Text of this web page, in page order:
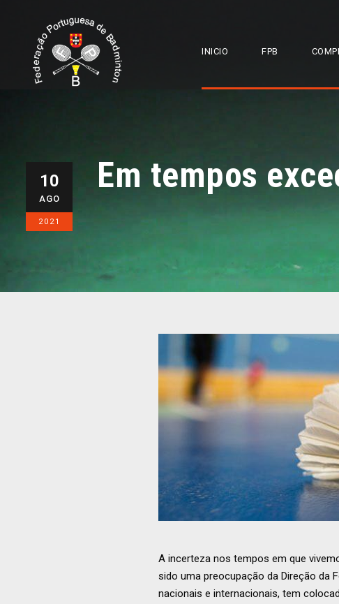
INICIO FPB
10
AGO
2021
Em tempos
A incerteza nos tempos em que
sido uma preocupação da Direção da
nacionais e internacionais, tem